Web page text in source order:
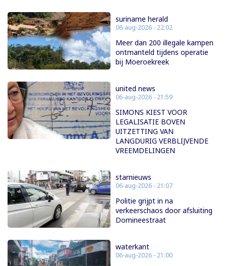
suriname herald
06-aug-2026 - 22:02
Meer dan 200 illegale kampen
ontmanteld tijdens operatie
bij Moeroekreek
united news
06-aug-2026 - 21:59
SIMONS KIEST VOOR
LEGALISATIE BOVEN
UITZETTING VAN
LANGDURIG VERBLIJVENDE
VREEMDELINGEN
starnieuws
06-aug-2026 - 21:07
Politie grijpt in na
verkeerschaos door afsluiting
Domineestraat
waterkant
06-aug-2026 - 21:00